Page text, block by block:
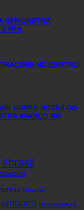
DEMONSTRA
LYRA
NO CENTRO
NOTAS DO
AVANÇO NO
#brasil
#doacao
#fundaoeleitoral